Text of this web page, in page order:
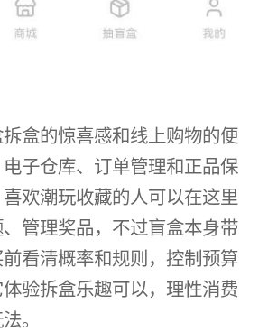
盒的惊喜感和线上购物的便
子仓库、订单管理和正品保
欢潮玩收藏的人可以在这里
管理奖品，不过盲盒本身带
看清概率和规则，控制预算
验拆盒乐趣可以，理性消费
。